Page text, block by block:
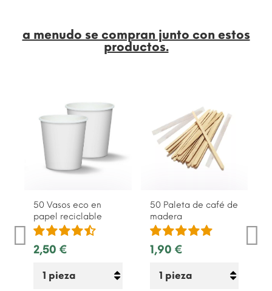
a menudo se compran junto con estos
productos.
50 Vasos eco en
papel reciclable
2,50 €
50 Paleta de café de
madera
1,90 €